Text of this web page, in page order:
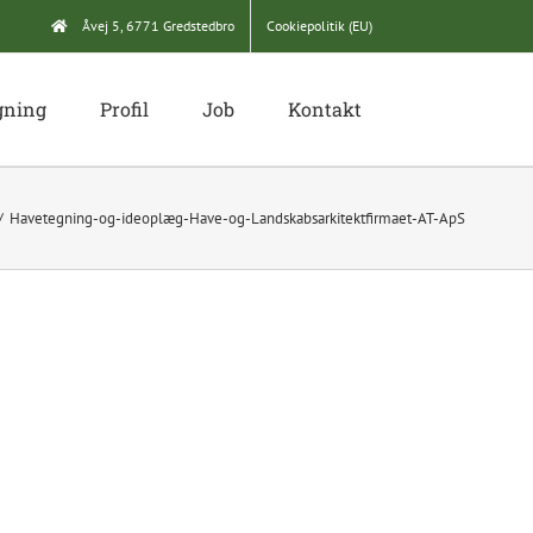
Åvej 5, 6771 Gredstedbro Cookiepolitik (EU)
Profil Job Kontakt
Havetegning-og-ideoplæg-Have-og-Landskabsarkitektfirmaet-AT-ApS